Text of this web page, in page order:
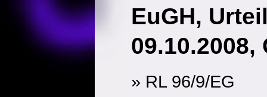
EuGH,
09.10.2008,
» RL 96/9/EG